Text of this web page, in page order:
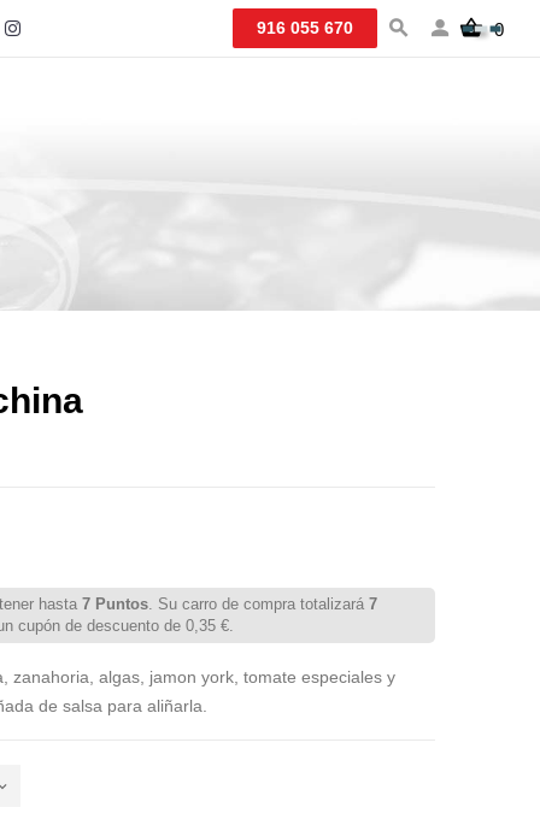
916 055 670 0
hasta 7 Puntos. Su carro de compra totalizará 7
cupón de descuento de 0,35 €.
zanahoria, algas, jamon york, tomate especiales y
de salsa para aliñarla.